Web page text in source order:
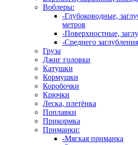
Воблеры:
-Глубоководные,
метров
-Поверхностные,
-Среднего
Груза
Джиг головки
Катушки
Кормушки
Коробочки
Крючки
Леска, плетёнка
Поплавки
Прикормка
Приманки:
-Мягкая приманка